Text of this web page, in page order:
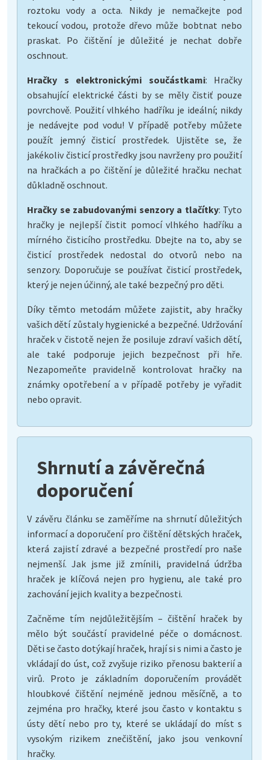
roztoku vody a octa. Nikdy je nemačkejte pod
tekoucí vodou, protože dřevo může bobtnat nebo
praskat. Po čištění je důležité je nechat dobře
oschnout.
Hračky s elektronickými součástkami: Hračky
obsahující elektrické části by se měly čistiť pouze
povrchově. Použití vlhkého hadříku je ideální; nikdy
je nedávejte pod vodu! V případě potřeby můžete
použít jemný čisticí prostředek. Ujistěte se, že
jakékoliv čisticí prostředky jsou navrženy pro použití
na hračkách a po čištění je důležité hračku nechat
důkladně oschnout.
Hračky se zabudovanými senzory a tlačítky: Tyto
hračky je nejlepší čistit pomocí vlhkého hadříku a
mírného čisticího prostředku. Dbejte na to, aby se
čisticí prostředek nedostal do otvorů nebo na
senzory. Doporučuje se používat čisticí prostředek,
který je nejen účinný, ale také bezpečný pro děti.
Díky těmto metodám můžete zajistit, aby hračky
vašich dětí zůstaly hygienické a bezpečné. Udržování
hraček v čistotě nejen že posiluje zdraví vašich dětí,
ale také podporuje jejich bezpečnost při hře.
Nezapomeňte pravidelně kontrolovat hračky na
známky opotřebení a v případě potřeby je vyřadit
nebo opravit.
Shrnutí a závěrečná
doporučení
V závěru článku se zaměříme na shrnutí důležitých
informací a doporučení pro čištění dětských hraček,
která zajistí zdravé a bezpečné prostředí pro naše
nejmenší. Jak jsme již zmínili, pravidelná údržba
hraček je klíčová nejen pro hygienu, ale také pro
zachování jejich kvality a bezpečnosti.
Začněme tím nejdůležitějším – čištění hraček by
mělo být součástí pravidelné péče o domácnost.
Děti se často dotýkají hraček, hrají si s nimi a často je
vkládají do úst, což zvyšuje riziko přenosu bakterií a
virů. Proto je základním doporučením provádět
hloubkové čištění nejméně jednou měsíčně, a to
zejména pro hračky, které jsou často v kontaktu s
ústy dětí nebo pro ty, které se ukládají do míst s
vysokým rizikem znečištění, jako jsou venkovní
hračky.